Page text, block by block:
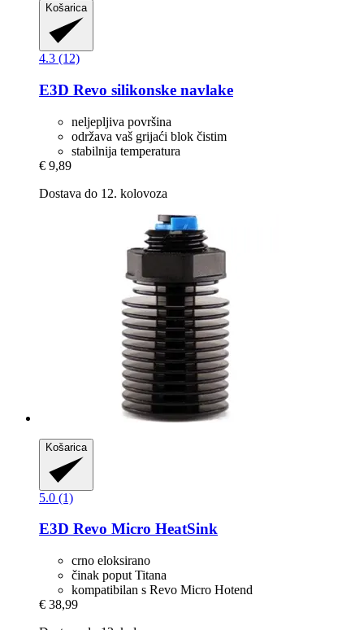
Košarica
4.3 (12)
E3D Revo silikonske navlake
neljepljiva površina
održava vaš grijaći blok čistim
stabilnija temperatura
€ 9,89
Dostava do 12. kolovoza
Košarica
5.0 (1)
E3D Revo Micro HeatSink
crno eloksirano
činak poput Titana
kompatibilan s Revo Micro Hotend
€ 38,99